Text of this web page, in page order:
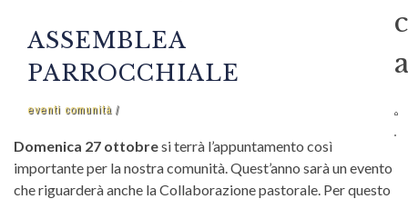
c
ASSEMBLEA
PARROCCHIALE
eventi comunità
Domenica 27 ottobresi terrà l’appuntamento così
importante per la nostra comunità. Quest’anno sarà un evento
che riguarderà anche la Collaborazione pastorale. Per questo